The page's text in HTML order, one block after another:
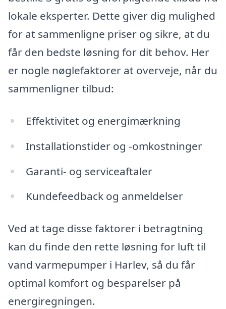
lokale eksperter. Dette giver dig mulighed
for at sammenligne priser og sikre, at du
får den bedste løsning for dit behov. Her
er nogle nøglefaktorer at overveje, når du
sammenligner tilbud:
Effektivitet og energimærkning
Installationstider og -omkostninger
Garanti- og serviceaftaler
Kundefeedback og anmeldelser
Ved at tage disse faktorer i betragtning
kan du finde den rette løsning for luft til
vand varmepumper i Harlev, så du får
optimal komfort og besparelser på
energiregningen.